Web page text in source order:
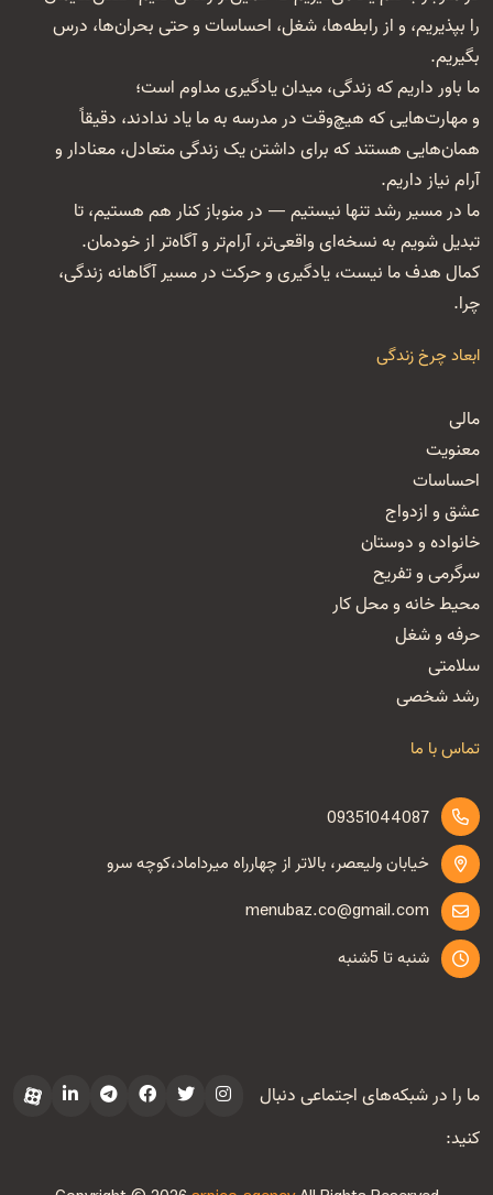
را بپذیریم، و از رابطه‌ها، شغل‌، احساسات و حتی بحران‌ها، درس
بگیریم.
ما باور داریم که زندگی، میدان یادگیری مداوم است؛
و مهارت‌هایی که هیچ‌وقت در مدرسه به ما یاد ندادند، دقیقاً
همان‌هایی هستند که برای داشتن یک زندگی متعادل، معنا‌دار و
آرام نیاز داریم.
ما در مسیر رشد تنها نیستیم — در منوباز کنار هم هستیم، تا
تبدیل شویم به نسخه‌ای واقعی‌تر، آرام‌تر و آگاه‌تر از خودمان.
کمال هدف ما نیست، یادگیری و حرکت در مسیر آگاهانه زندگی،
چرا.
ابعاد چرخ زندگی
مالی
معنویت
احساسات
عشق و ازدواج
خانواده و دوستان
سرگرمی و تفریح
محیط خانه و محل کار
حرفه و شغل
سلامتی
رشد شخصی
تماس با ما
09351044087
خیابان ولیعصر، بالاتر از چهارراه میرداماد،کوچه سرو
menubaz.co@gmail.com
شنبه تا 5شنبه
ما را در شبکه‌های اجتماعی دنبال
کنید: